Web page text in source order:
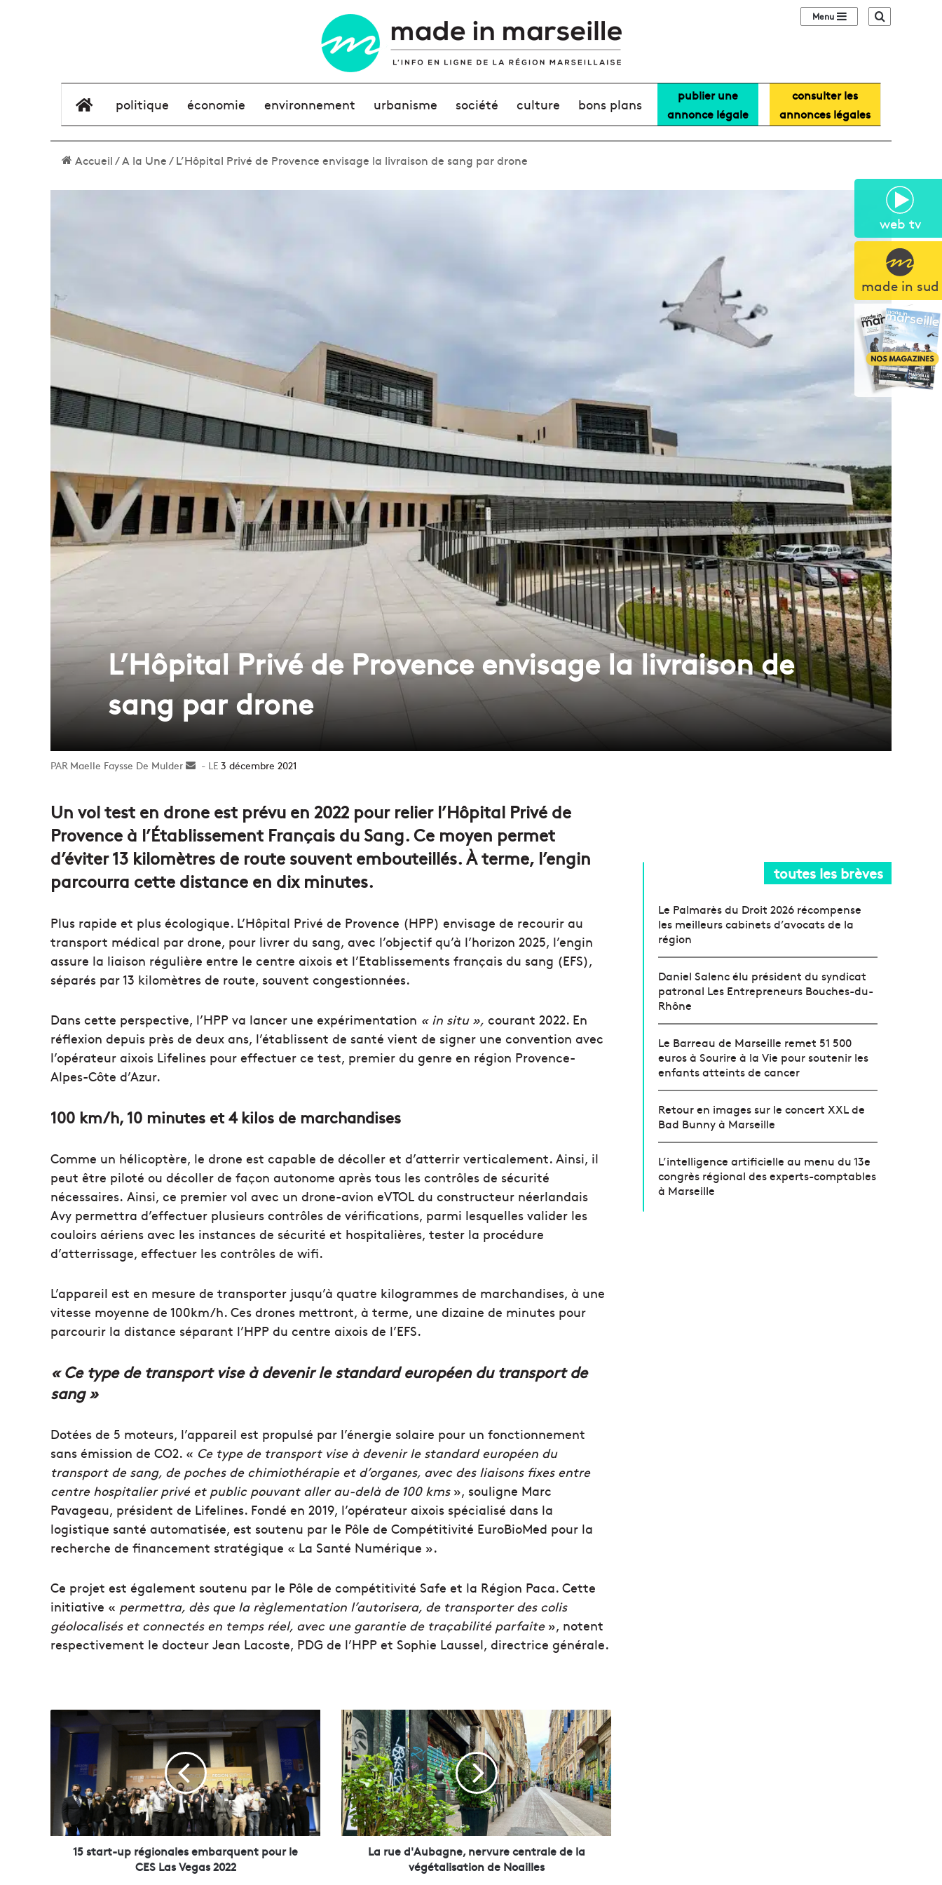
web tv
made in sud
Sidebar (barre
élément de menu
politique économie environnement urbanisme société culture bons plans
publier une
annonce légale
consulter les
annonces légales
Accueil/A la Une/L’Hôpital Privé de Provence envisage la livraison de sang par drone
L’Hôpital Privé de Provence envisage la livraison de
sang par drone
Maelle Faysse De Mulder
Envoyer3 décembre 2021
Un vol test en drone est prévu en 2022 pour relier l’Hôpital Privé de
Provence à l’Établissement Français du Sang. Ce moyen permet
d’éviter 13 kilomètres de route souvent embouteillés. À terme, l’engin
parcourra cette distance en dix minutes.
Plus rapide et plus écologique. L’Hôpital Privé de Provence (HPP) envisage de recourir au
transport médical par drone, pour livrer du sang, avec l’objectif qu’à l’horizon 2025, l’engin
assure la liaison régulière entre le centre aixois et l’Etablissements français du sang (EFS),
séparés par 13 kilomètres de route, souvent congestionnées.
Dans cette perspective, l’HPP va lancer une expérimentation « in situ », courant 2022. En
réflexion depuis près de deux ans, l’établissent de santé vient de signer une convention avec
l’opérateur aixois Lifelines pour effectuer ce test, premier du genre en région Provence-
Alpes-Côte d’Azur.
100 km/h, 10 minutes et 4 kilos de marchandises
Comme un hélicoptère, le drone est capable de décoller et d’atterrir verticalement. Ainsi, il
peut être piloté ou décoller de façon autonome après tous les contrôles de sécurité
nécessaires. Ainsi, ce premier vol avec un drone-avion eVTOL du constructeur néerlandais
Avy permettra d’effectuer plusieurs contrôles de vérifications, parmi lesquelles valider les
couloirs aériens avec les instances de sécurité et hospitalières, tester la procédure
d’atterrissage, effectuer les contrôles de wifi.
L’appareil est en mesure de transporter jusqu’à quatre kilogrammes de marchandises, à une
vitesse moyenne de 100km/h. Ces drones mettront, à terme, une dizaine de minutes pour
parcourir la distance séparant l’HPP du centre aixois de l’EFS.
« Ce type de transport vise à devenir le standard européen du transport de
sang »
Dotées de 5 moteurs, l’appareil est propulsé par l’énergie solaire pour un fonctionnement
sans émission de CO2. « Ce type de transport vise à devenir le standard européen du
transport de sang, de poches de chimiothérapie et d’organes, avec des liaisons fixes entre
centre hospitalier privé et public pouvant aller au-delà de 100 kms», souligne Marc
Pavageau, président de Lifelines. Fondé en 2019, l’opérateur aixois spécialisé dans la
logistique santé automatisée, est soutenu par le Pôle de Compétitivité EuroBioMed pour la
recherche de financement stratégique « La Santé Numérique ».
Ce projet est également soutenu par le Pôle de compétitivité Safe et la Région Paca. Cette
initiative « permettra, dès que la règlementation l’autorisera, de transporter des colis
géolocalisés et connectés en temps réel, avec une garantie de traçabilité parfaite», notent
respectivement le docteur Jean Lacoste, PDG de l’HPP et Sophie Laussel, directrice générale.
5
u
15 start-up régionales embarquent pour le
CES Las Vegas 2022
L
a
r
u
e
d
'
A
u
La rue d'Aubagne, nervure centrale de la
végétalisation de Noailles
toutes les brèves
Le Palmarès du Droit 2026 récompense
les meilleurs cabinets d’avocats de la
région
Daniel Salenc élu président du syndicat
patronal Les Entrepreneurs Bouches-du-
Rhône
Le Barreau de Marseille remet 51 500
euros à Sourire à la Vie pour soutenir les
enfants atteints de cancer
Retour en images sur le concert XXL de
Bad Bunny à Marseille
L’intelligence artificielle au menu du 13e
congrès régional des experts-comptables
à Marseille